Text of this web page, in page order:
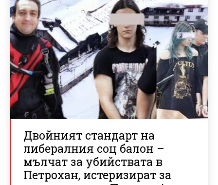
Двойният стандарт на
либералния соц балон –
мълчат за убийствата в
Петрохан, истеризират за